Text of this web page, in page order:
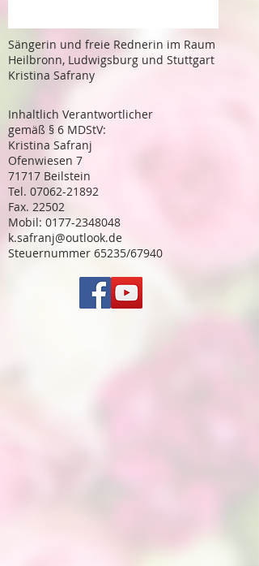
Sängerin und freie Rednerin im Raum
Heilbronn, Ludwigsburg und Stuttgart
Kristina Safrany
Inhaltlich Verantwortlicher
gemäß § 6 MDStV:
Kristina Safranj
Ofenwiesen 7
71717 Beilstein
Tel. 07062-21892
Fax. 22502
Mobil: 0177-2348048
k.safranj@outlook.de
Steuernummer 65235/67940